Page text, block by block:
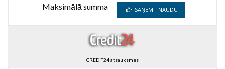
Maksimālā summa SAŅEMT NAUDU
CREDIT24 atsauksmes